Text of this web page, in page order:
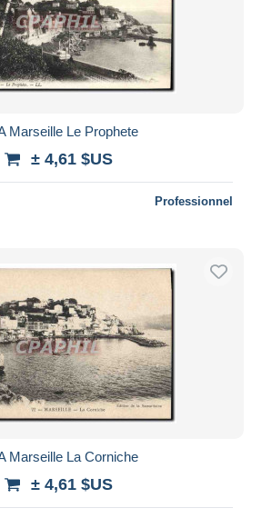
Appliquer
Marseille Le Prophete
± 4,61 $US
Professionnel
Marseille La Corniche
± 4,61 $US